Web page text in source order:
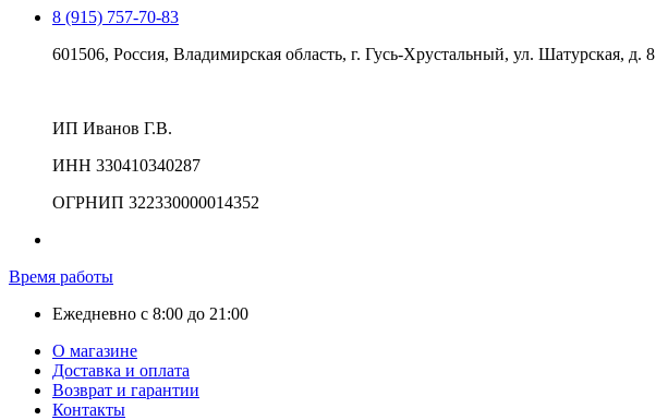
8 (915) 757-70-83
601506, Россия, Владимирская область, г. Гусь-Хрустальный, ул. Шатурская, д. 8
ИП Иванов Г.В.
ИНН 330410340287
ОГРНИП 322330000014352
Время работы
Ежедневно с 8:00 до 21:00
О магазине
Доставка и оплата
Возврат и гарантии
Контакты